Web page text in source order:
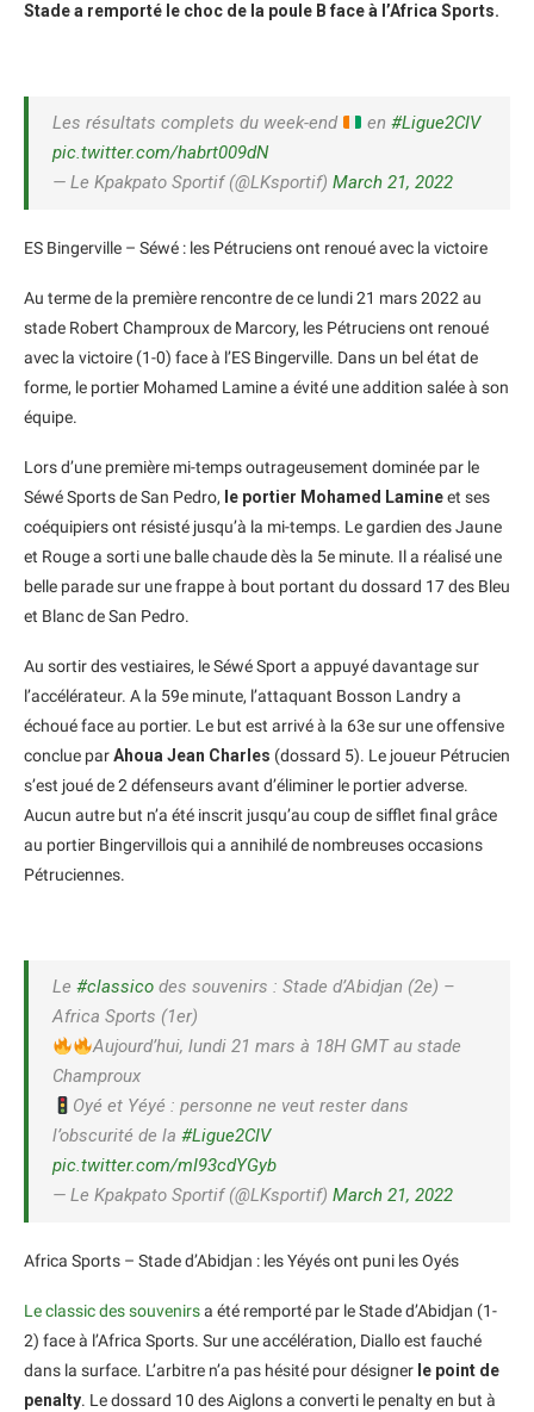
Stade a remporté le choc de la poule B face à l’Africa Sports.
Les résultats complets du week-end en#Ligue2CIV
pic.twitter.com/habrt009dN
— Le Kpakpato Sportif (@LKsportif) March 21, 2022
ES Bingerville – Séwé : les Pétruciens ont renoué avec la victoire
Au terme de la première rencontre de ce lundi 21 mars 2022 au
stade Robert Champroux de Marcory, les Pétruciens ont renoué
avec la victoire (1-0) face à l’ES Bingerville. Dans un bel état de
forme, le portier Mohamed Lamine a évité une addition salée à son
équipe.
Lors d’une première mi-temps outrageusement dominée par le
Séwé Sports de San Pedro, le portier Mohamed Lamineet ses
coéquipiers ont résisté jusqu’à la mi-temps. Le gardien des Jaune
et Rouge a sorti une balle chaude dès la 5e minute. Il a réalisé une
belle parade sur une frappe à bout portant du dossard 17 des Bleu
et Blanc de San Pedro.
Au sortir des vestiaires, le Séwé Sport a appuyé davantage sur
l’accélérateur. A la 59e minute, l’attaquant Bosson Landry a
échoué face au portier. Le but est arrivé à la 63e sur une offensive
conclue parAhoua Jean Charles (dossard 5). Le joueur Pétrucien
s’est joué de 2 défenseurs avant d’éliminer le portier adverse.
Aucun autre but n’a été inscrit jusqu’au coup de sifflet final grâce
au portier Bingervillois qui a annihilé de nombreuses occasions
Pétruciennes.
Le #classico des souvenirs : Stade d’Abidjan (2e) –
Africa Sports (1er)
Aujourd’hui, lundi 21 mars à 18H GMT au stade
Champroux
Oyé et Yéyé : personne ne veut rester dans
l’obscurité de la #Ligue2CIV
pic.twitter.com/mI93cdYGyb
— Le Kpakpato Sportif (@LKsportif) March 21, 2022
Africa Sports – Stade d’Abidjan : les Yéyés ont puni les Oyés
Le classic des souvenirsa été remporté par le Stade d’Abidjan (1-
2) face à l’Africa Sports. Sur une accélération, Diallo est fauché
dans la surface. L’arbitre n’a pas hésité pour désigner le point de
penalty. Le dossard 10 des Aiglons a converti le penalty en but à